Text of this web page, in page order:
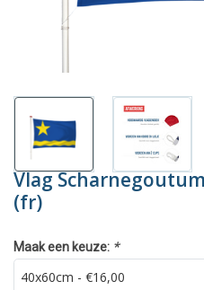
Vlag
(fr)
Maak een keuze: *